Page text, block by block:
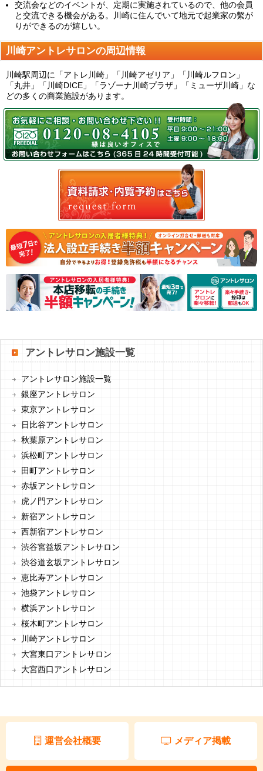
交流会などのイベントが、定期に実施されているので、他の会員
と交流できる機会がある。川崎に住んでいて地元で起業家の繫が
りができるのが嬉しい。
川崎アントレサロンの周辺情報
川崎駅周辺に「アトレ川崎」「川崎アゼリア」「川崎ルフロン」
「丸井」「川崎DICE」「ラゾーナ川崎プラザ」「ミューザ川崎」な
どの多くの商業施設があります。
アントレサロン施設一覧
アントレサロン施設一覧
銀座アントレサロン
東京アントレサロン
日比谷アントレサロン
秋葉原アントレサロン
浜松町アントレサロン
田町アントレサロン
赤坂アントレサロン
虎ノ門アントレサロン
新宿アントレサロン
西新宿アントレサロン
渋谷宮益坂アントレサロン
渋谷道玄坂アントレサロン
恵比寿アントレサロン
池袋アントレサロン
横浜アントレサロン
桜木町アントレサロン
川崎アントレサロン
大宮東口アントレサロン
大宮西口アントレサロン
運営会社概要 メディア掲載